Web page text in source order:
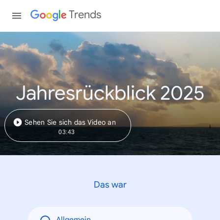
Trends
Jahresrückblick 2025
Sehen Sie sich das Video an
03:43
Das war